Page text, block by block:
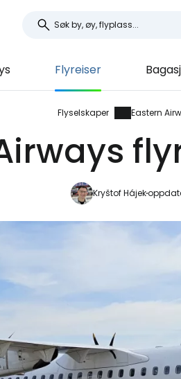
Flyreiser
Flyselskaper Eastern
Kryštof Hájek